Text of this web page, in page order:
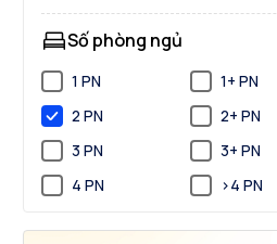
Số phòng ngủ
1 PN
1+ PN
2 PN
2+ PN
3 PN
3+ PN
4 PN
>4 PN